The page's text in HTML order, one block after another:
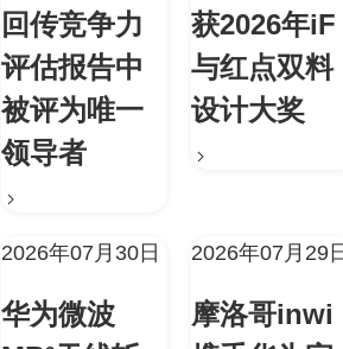
回传竞争力
评估报告中
被评为唯一
领导者
获2026年iF
与红点双料
设计大奖
2026年07月30日
华为微波
2026年07月29
摩洛哥inwi